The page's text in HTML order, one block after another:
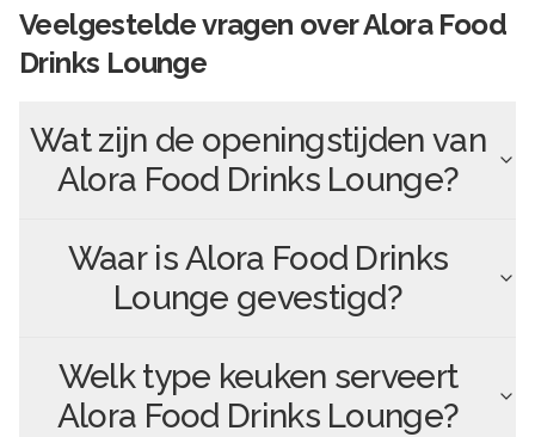
Veelgestelde vragen overAlora Food
Drinks Lounge
Wat zijn de openingstijden van
Alora Food Drinks Lounge?
Waar isAlora Food Drinks
Lounge gevestigd?
Welk type keuken serveert
Alora Food Drinks Lounge?